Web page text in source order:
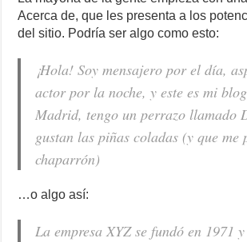
Acerca de, que les presenta a los
del sitio. Podría ser algo como esto:
¡Hola! Soy mensajero por el día,
actor por la noche, y este es mi
Madrid, tengo un perrazo llamado
gustan las piñas coladas (y que me
chaparrón)
…o algo así:
La empresa XYZ se fundó en 1971